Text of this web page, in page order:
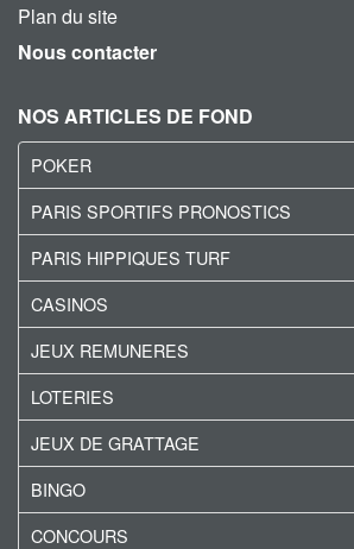
Plan du site
Nous contacter
NOS ARTICLES DE FOND
POKER
PARIS SPORTIFS PRONOSTICS
PARIS HIPPIQUES TURF
CASINOS
JEUX REMUNERES
LOTERIES
JEUX DE GRATTAGE
BINGO
CONCOURS